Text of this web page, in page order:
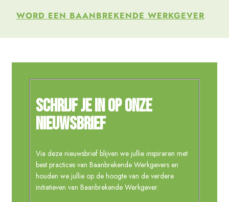
WORD EEN BAANBREKENDE WERKGEVER